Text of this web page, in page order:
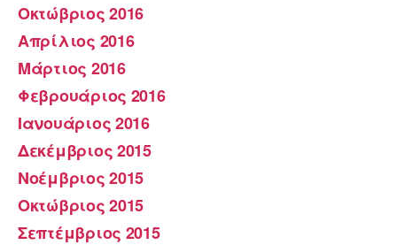
Οκτώβριος 2016
Απρίλιος 2016
Μάρτιος 2016
Φεβρουάριος 2016
Ιανουάριος 2016
Δεκέμβριος 2015
Νοέμβριος 2015
Οκτώβριος 2015
Σεπτέμβριος 2015